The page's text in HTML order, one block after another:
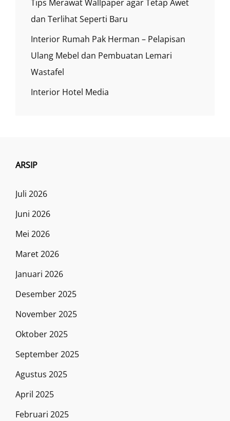
Tips Merawat Wallpaper agar Tetap Awet
dan Terlihat Seperti Baru
Interior Rumah Pak Herman – Pelapisan
Ulang Mebel dan Pembuatan Lemari
Wastafel
Interior Hotel Media
ARSIP
Juli 2026
Juni 2026
Mei 2026
Maret 2026
Januari 2026
Desember 2025
November 2025
Oktober 2025
September 2025
Agustus 2025
April 2025
Februari 2025